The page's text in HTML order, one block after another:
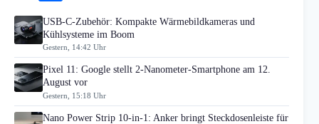
USB-C-Zubehör: Kompakte Wärmebildkameras und
Kühlsysteme im Boom
Gestern, 14:42 Uhr
Pixel 11: Google stellt 2-Nanometer-Smartphone am 12.
August vor
Gestern, 15:18 Uhr
Nano Power Strip 10-in-1: Anker bringt Steckdosenleiste für